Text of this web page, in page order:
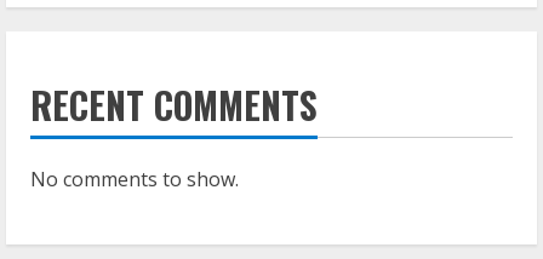
RECENT COMMENTS
No comments to show.